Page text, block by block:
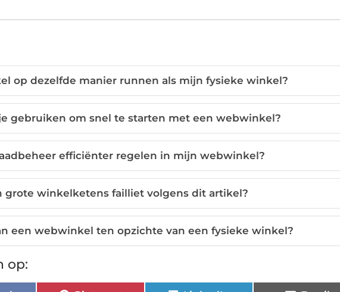
op dezelfde manier runnen als mijn fysieke winkel?
gebruiken om snel te starten met een webwinkel?
efficiënter regelen in mijn webwinkel?
grote winkelketens failliet volgens dit artikel?
een webwinkel ten opzichte van een fysieke winkel?
op: